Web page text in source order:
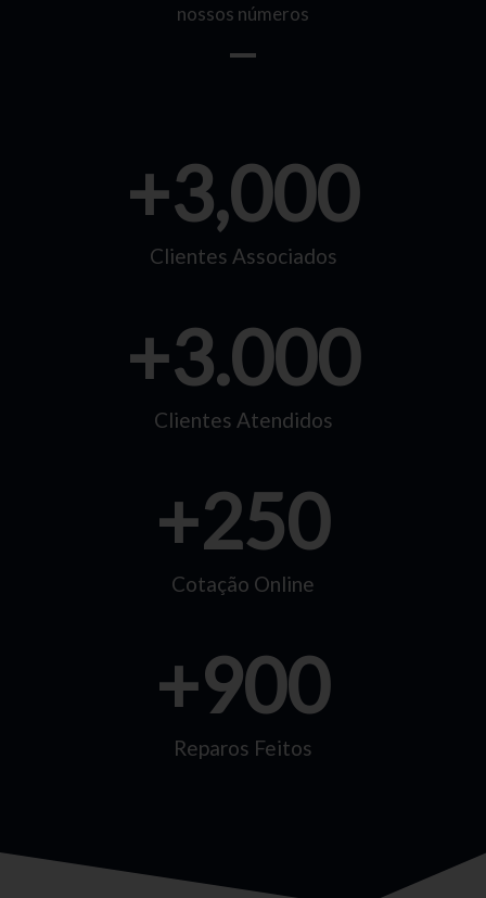
nossos números
Clientes Associados
+3,000
Clientes Atendidos
+3.000
Cotação Online
+250
Reparos Feitos
+900